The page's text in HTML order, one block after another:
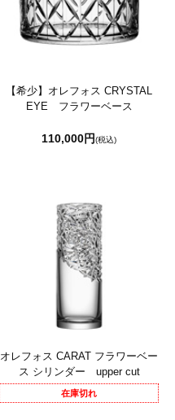
【希少】オレフォス CRYSTAL
EYE フラワーベース
110,000円(税込)
オレフォス CARAT フラワーベー
ス シリンダー upper cut
在庫切れ